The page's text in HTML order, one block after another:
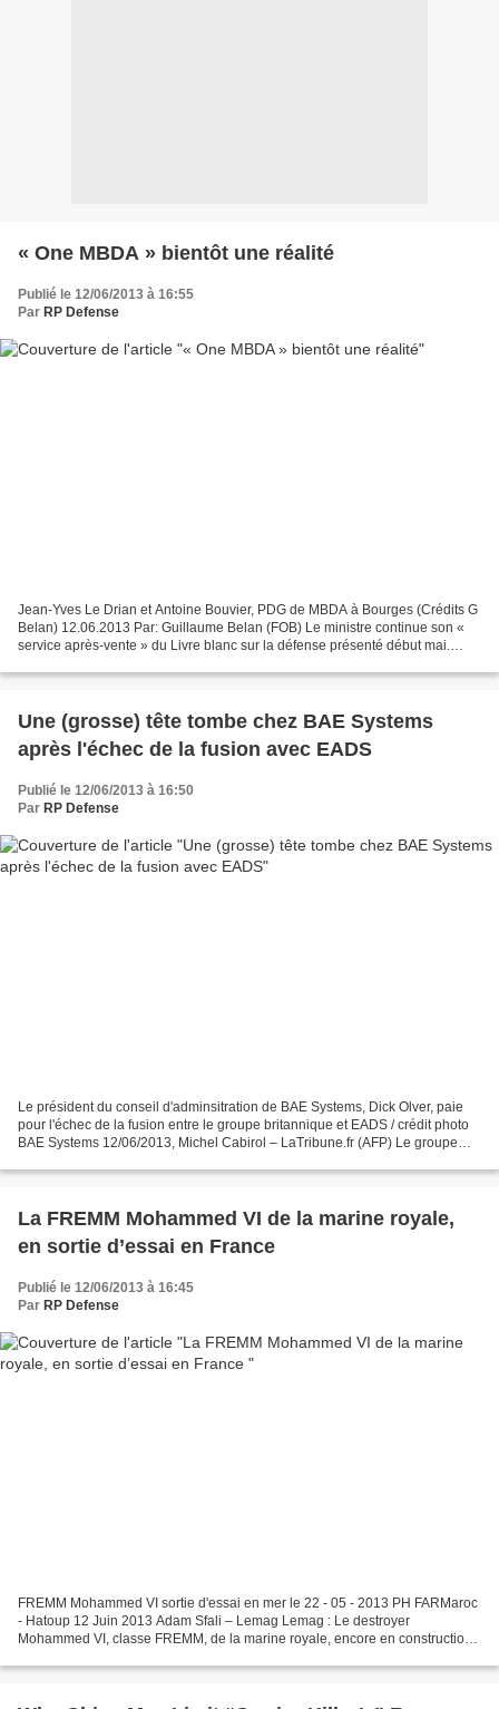
« One MBDA » bientôt une réalité
Publié le 12/06/2013 à 16:55
Par RP Defense
Jean-Yves Le Drian et Antoine Bouvier, PDG de MBDA à Bourges (Crédits G
Belan) 12.06.2013 Par: Guillaume Belan (FOB) Le ministre continue son «
service après-vente » du Livre blanc sur la défense présenté début mai.
Une (grosse) tête tombe chez BAE Systems
après l'échec de la fusion avec EADS
Publié le 12/06/2013 à 16:50
Par RP Defense
Le président du conseil d'adminsitration de BAE Systems, Dick Olver, paie
pour l'échec de la fusion entre le groupe britannique et EADS / crédit photo
BAE Systems 12/06/2013, Michel Cabirol – LaTribune.fr (AFP) Le groupe
La FREMM Mohammed VI de la marine royale,
en sortie d’essai en France
Publié le 12/06/2013 à 16:45
Par RP Defense
FREMM Mohammed VI sortie d'essai en mer le 22 - 05 - 2013 PH FARMaroc
- Hatoup 12 Juin 2013 Adam Sfali – Lemag Lemag : Le destroyer
Mohammed VI, classe FREMM, de la marine royale, encore en construction